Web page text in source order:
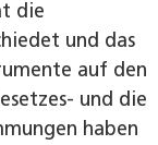
die
und das
auf den
und die
haben